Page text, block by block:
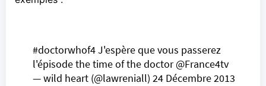
#doctorwhof4J'espère que vous passerez
l'épisode the time of the doctor@France4tv
— wild heart (@lawreniall) 24 Décembre 2013